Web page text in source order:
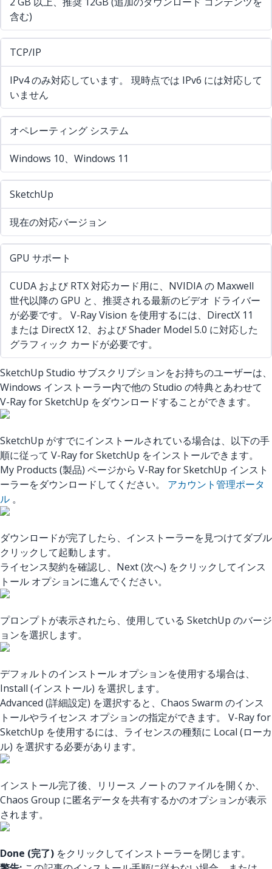
含む)
TCP/IP
IPv4 のみ対応しています。 現時点では IPv6 には対応して
いません
オペレーティング システム
Windows 10、Windows 11
SketchUp
現在の対応バージョン
GPU サポート
CUDA および RTX 対応カード用に、NVIDIA の Maxwell
世代以降の GPU と、推奨される最新のビデオ ドライバー
が必要です。 V-Ray Vision を使用するには、DirectX 11
または DirectX 12、および Shader Model 5.0 に対応した
グラフィック カードが必要です。
SketchUp Studio サブスクリプションをお持ちのユーザーは、
Windows インストーラー内で他の Studio の特典とあわせて
V-Ray for SketchUp をダウンロードすることができます。
SketchUp がすでにインストールされている場合は、以下の手
順に従って V-Ray for SketchUp をインストールできます。
My Products (製品) ページから V-Ray for SketchUp インスト
ーラーをダウンロードしてください。 アカウント管理ポータ
ル 。
ダウンロードが完了したら、インストーラーを見つけてダブル
クリックして起動します。
ライセンス契約を確認し、Next (次へ) をクリックしてインス
トール オプションに進んでください。
プロンプトが表示されたら、使用している SketchUp のバージ
ョンを選択します。
デフォルトのインストール オプションを使用する場合は、
Install (インストール) を選択します。
Advanced (詳細設定) を選択すると、Chaos Swarm のインス
トールやライセンス オプションの指定ができます。 V-Ray for
SketchUp を使用するには、ライセンスの種類に Local (ローカ
ル) を選択する必要があります。
インストール完了後、リリース ノートのファイルを開くか、
Chaos Group に匿名データを共有するかのオプションが表示
されます。
Done (完了) をクリックしてインストーラーを閉じます。